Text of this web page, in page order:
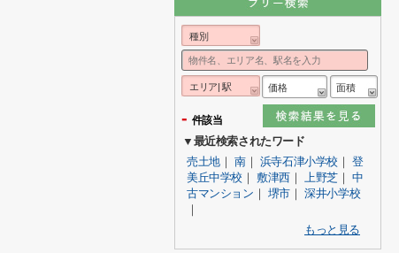
種別
エリア| 駅 価格 面積
- 件該当
▼最近検索されたワード
売土地｜南｜ 浜寺石津小学校 ｜登
美丘中学校 ｜敷津西 ｜ 上野芝 ｜中
古マンション ｜ 堺市 ｜深井小学校
｜
もっと見る